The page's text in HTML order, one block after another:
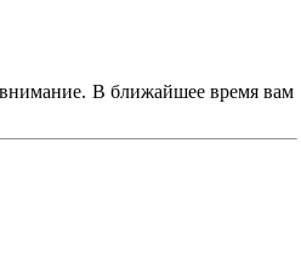
В ближайшее время вам